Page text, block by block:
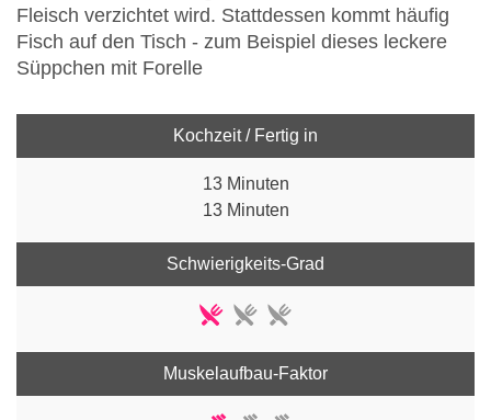
Fleisch verzichtet wird. Stattdessen kommt häufig
Fisch auf den Tisch - zum Beispiel dieses leckere
Süppchen mit Forelle
Kochzeit / Fertig in
13 Minuten
13 Minuten
Schwierigkeits-Grad
Muskelaufbau-Faktor